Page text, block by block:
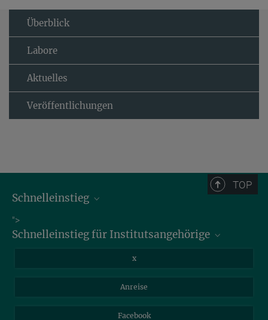
Überblick
Labore
Aktuelles
Veröffentlichungen
TOP
Schnelleinstieg
Bibliothek
Stellenangebote
">
Schnelleinstieg für Institutsangehörige
x
Anreise
Facebook